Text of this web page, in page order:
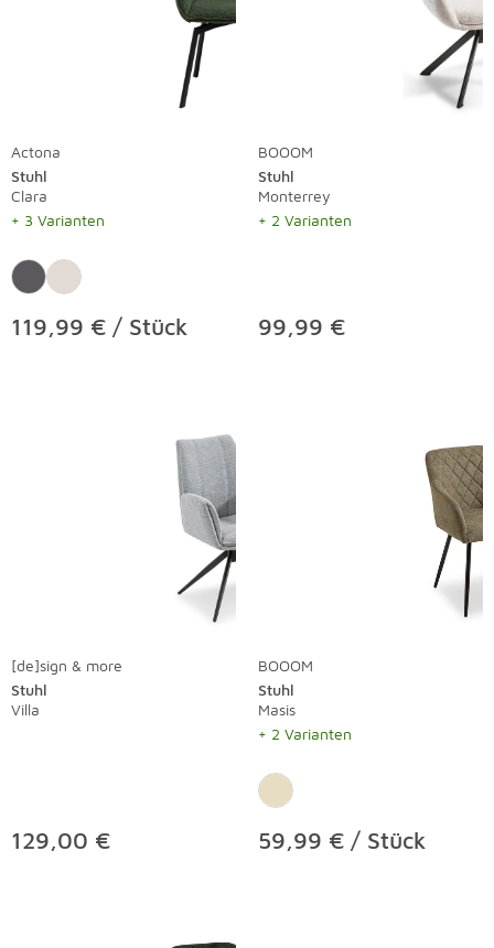
Actona
Stuhl
Clara
+ 3 Varianten
119,99 € / Stück
BOOOM
Stuhl
Monterrey
+ 2 Varianten
99,99 €
[de]sign & more
Stuhl
Villa
129,00 €
BOOOM
Stuhl
Masis
+ 2 Varianten
59,99 € / Stück